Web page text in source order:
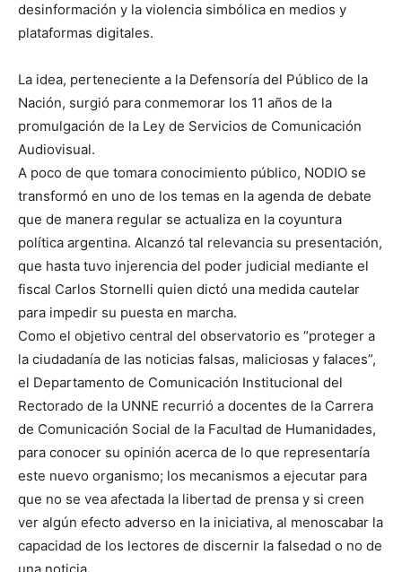
desinformación y la violencia simbólica en medios y
plataformas digitales.
La idea, perteneciente a la Defensoría del Público de la
Nación, surgió para conmemorar los 11 años de la
promulgación de la Ley de Servicios de Comunicación
Audiovisual.
A poco de que tomara conocimiento público, NODIO se
transformó en uno de los temas en la agenda de debate
que de manera regular se actualiza en la coyuntura
política argentina. Alcanzó tal relevancia su presentación,
que hasta tuvo injerencia del poder judicial mediante el
fiscal Carlos Stornelli quien dictó una medida cautelar
para impedir su puesta en marcha.
Como el objetivo central del observatorio es “proteger a
la ciudadanía de las noticias falsas, maliciosas y falaces”,
el Departamento de Comunicación Institucional del
Rectorado de la UNNE recurrió a docentes de la Carrera
de Comunicación Social de la Facultad de Humanidades,
para conocer su opinión acerca de lo que representaría
este nuevo organismo; los mecanismos a ejecutar para
que no se vea afectada la libertad de prensa y si creen
ver algún efecto adverso en la iniciativa, al menoscabar la
capacidad de los lectores de discernir la falsedad o no de